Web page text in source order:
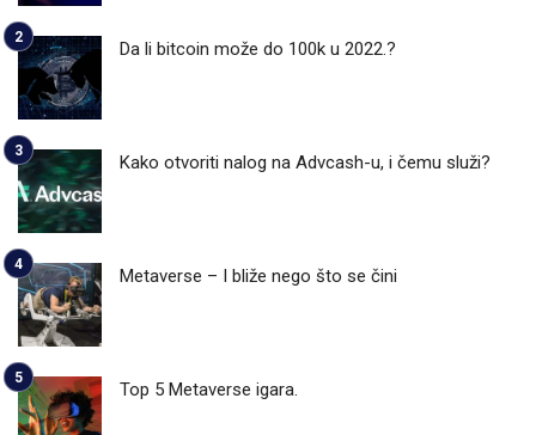
Da li bitcoin može do 100k u 2022.?
Kako otvoriti nalog na Advcash-u, i čemu služi?
Metaverse – I bliže nego što se čini
Top 5 Metaverse igara.